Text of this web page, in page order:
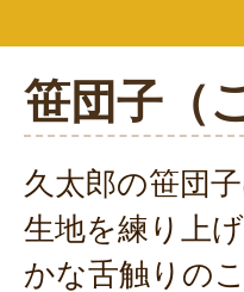
笹団子（
久太郎の笹団
生地を練り上
かな舌触りの